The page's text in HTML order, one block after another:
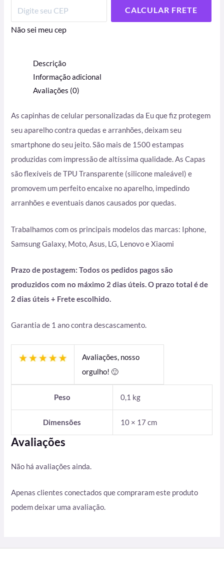
CALCULAR FRETE
Não sei meu cep
Descrição
Informação adicional
Avaliações (0)
As capinhas de celular personalizadas da Eu que fiz protegem
seu aparelho contra quedas e arranhões, deixam seu
smartphone do seu jeito. São mais de 1500 estampas
produzidas com impressão de altíssima qualidade. As Capas
são flexíveis de TPU Transparente (silicone maleável) e
promovem um perfeito encaixe no aparelho, impedindo
arranhões e eventuais danos causados por quedas.
Trabalhamos com os principais modelos das marcas: Iphone,
Samsung Galaxy, Moto, Asus, LG, Lenovo e Xiaomi
Prazo de postagem: Todos os pedidos pagos são
produzidos com no máximo 2 dias úteis. O prazo total é de
2 dias úteis + Frete escolhido.
Garantia de 1 ano contra descascamento.
Avaliações, nosso
orgulho! 🙂
Peso 0,1 kg
Dimensões 10 × 17 cm
Avaliações
Não há avaliações ainda.
Apenas clientes conectados que compraram este produto
podem deixar uma avaliação.